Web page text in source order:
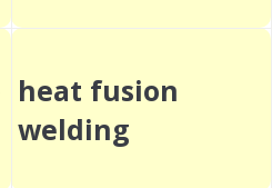
heat fusion
welding